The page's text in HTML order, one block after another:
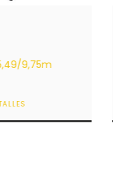
9,75m